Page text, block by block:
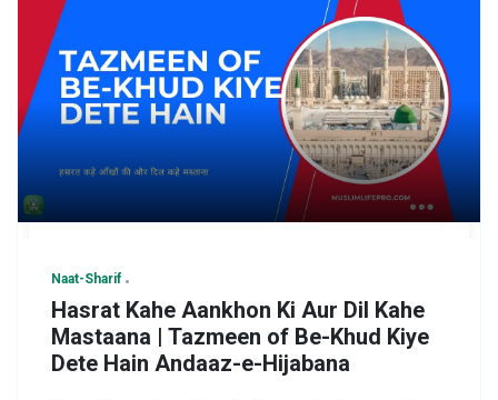
Naat-Sharif
Hasrat Kahe Aankhon Ki Aur Dil Kahe
Mastaana | Tazmeen of Be-Khud Kiye
Dete Hain Andaaz-e-Hijabana